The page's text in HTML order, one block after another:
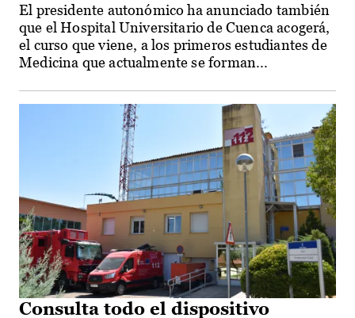
El presidente autonómico ha anunciado también
que el Hospital Universitario de Cuenca acogerá,
el curso que viene, a los primeros estudiantes de
Medicina que actualmente se forman...
Consulta todo el dispositivo